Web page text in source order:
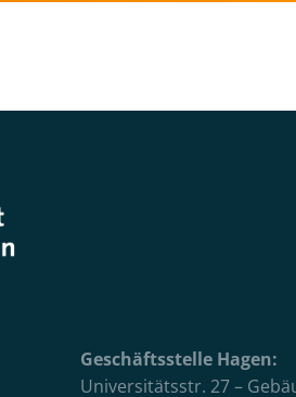
Geschäftsstelle Hagen:
Universitätsstr. 27 –